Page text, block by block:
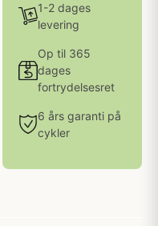
1-2 dages
levering
Op til 365
dages
fortrydelsesret
6 års garanti på
cykler